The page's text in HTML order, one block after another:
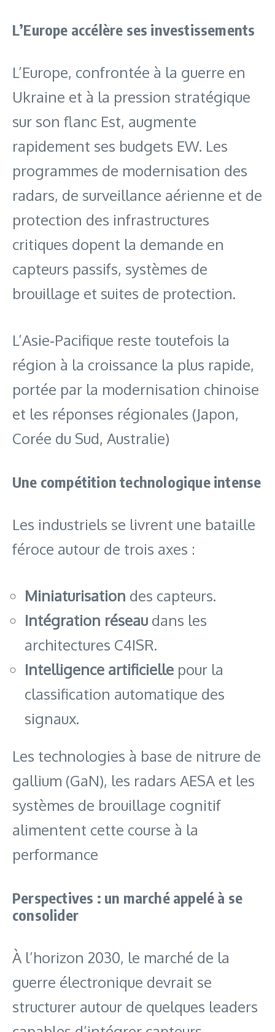
L’Europe accélère ses investissements
L’Europe, confrontée à la guerre en
Ukraine et à la pression stratégique
sur son flanc Est, augmente
rapidement ses budgets EW. Les
programmes de modernisation des
radars, de surveillance aérienne et de
protection des infrastructures
critiques dopent la demande en
capteurs passifs, systèmes de
brouillage et suites de protection.
L’Asie‑Pacifique reste toutefois la
région à la croissance la plus rapide,
portée par la modernisation chinoise
et les réponses régionales (Japon,
Corée du Sud, Australie)
Une compétition technologique intense
Les industriels se livrent une bataille
féroce autour de trois axes :
Miniaturisation des capteurs.
Intégration réseau dans les
architectures C4ISR.
Intelligence artificielle pour la
classification automatique des
signaux.
Les technologies à base de nitrure de
gallium (GaN), les radars AESA et les
systèmes de brouillage cognitif
alimentent cette course à la
performance
Perspectives : un marché appelé à se
consolider
À l’horizon 2030, le marché de la
guerre électronique devrait se
structurer autour de quelques leaders